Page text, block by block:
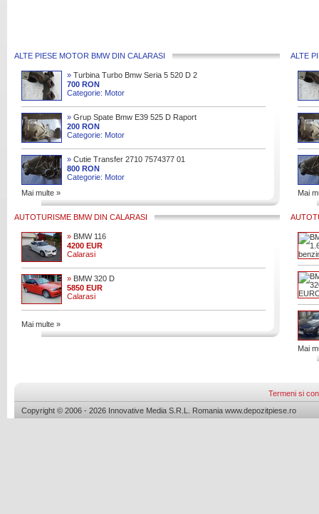
ALTE PIESE MOTOR BMW DIN CALARASI
» Turbina Turbo Bmw Seria 5 520 D 2
0 163 Cai M47n2d204d4
700 RON
Categorie: Motor
» Grup Spate Bmw E39 525 D Raport
3 08 Cod 3 08
200 RON
Categorie: Motor
» Cutie Transfer 2710 7574377 01
Bmw X5 (e70) 3 0 D
800 RON
Categorie: Motor
Mai multe »
ALTE
Mai
AUTOTURISME BMW DIN CALARASI
» BMW 116
4200 EUR
Calarasi
» BMW 320 D
5850 EUR
Calarasi
Mai multe »
Mai
Termeni si
Copyright © 2006 - 2026 Innovative Media S.R.L. Romania www.depozitpiese.ro